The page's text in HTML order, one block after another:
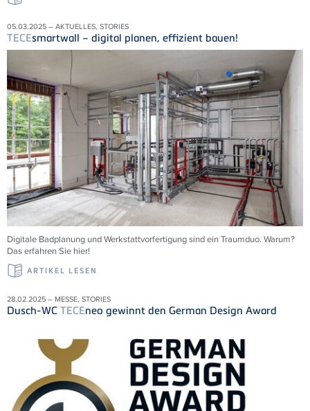
05.03.2025 – AKTUELLES, STORIES
TECEsmartwall – digital planen, effizient bauen!
Digitale Badplanung und Werkstattvorfertigung sind ein Traumduo. Warum?
Das erfahren Sie hier!
ARTIKEL LESEN
28.02.2025 – MESSE, STORIES
Dusch-WC TECEneo gewinnt den German Design Award